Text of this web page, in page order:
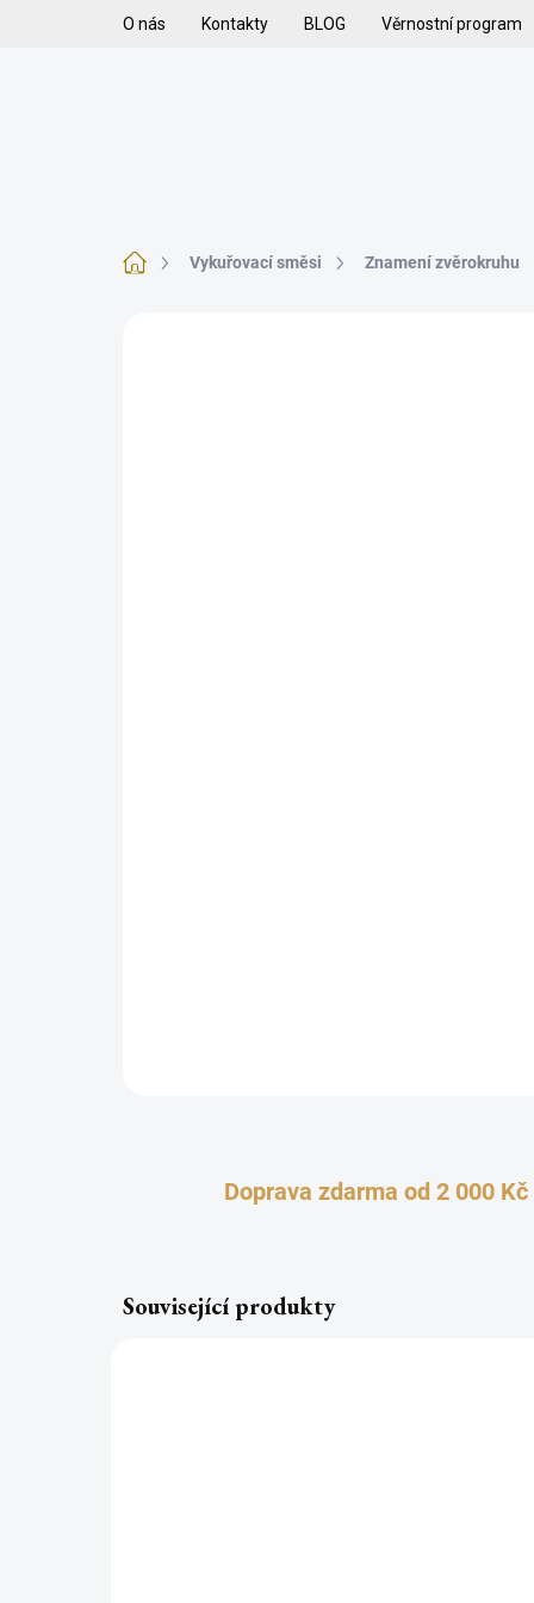
O nás Kontakty BLOG Věrnostní program
Domů Vykuřovací směsi Znamení zvěrokruhu
Doprava zdarma od 2 000 Kč
Související produkty